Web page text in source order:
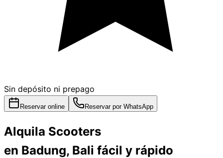
Sin depósito ni prepago
Reservar online Reservar por WhatsApp
Alquila Scooters
en Badung, Bali fácil y rápido